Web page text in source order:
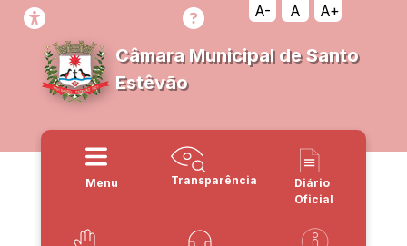
A- A A+
Câmara Municipal de Santo
Estêvão
Menu Transparência
Diário
Oficial